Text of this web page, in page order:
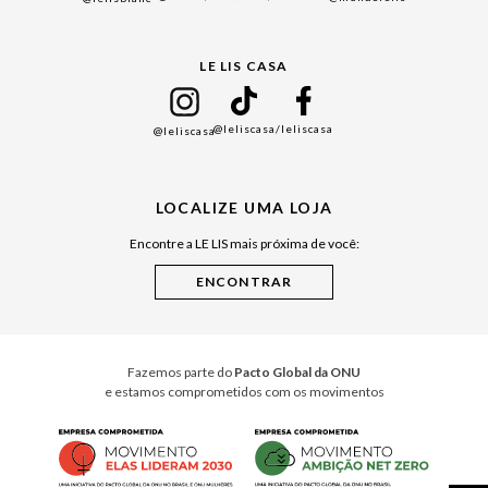
Cuidados Casa
LE LIS CASA
@leliscasa@leliscasa/leliscasa
LOCALIZE UMA LOJA
Encontre a LE LIS mais próxima de você:
Fazemos parte do Pacto Global da ONU
e estamos comprometidos com os movimentos